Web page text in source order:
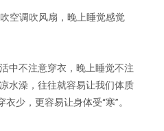
空调吹风扇，晚上睡觉感觉
中不注意穿衣，晚上睡觉不注
水澡，往往就容易让我们体质
少，更容易让身体受“寒”。